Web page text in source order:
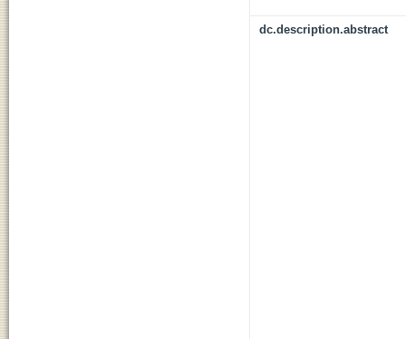
dc.description.abstract